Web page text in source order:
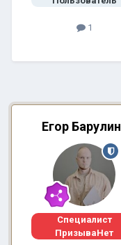
1
Егор Барулин
Специалист
ПризываНет